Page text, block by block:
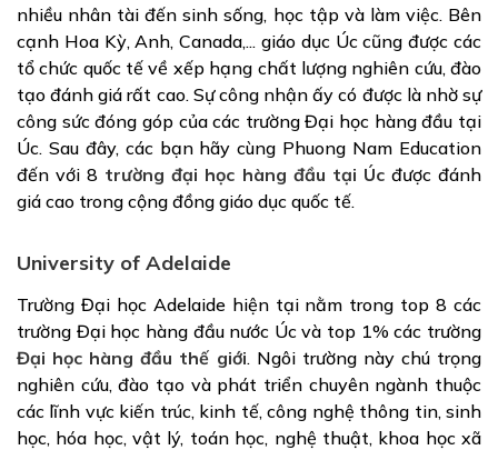
nhiều nhân tài đến sinh sống, học tập và làm việc. Bên
cạnh Hoa Kỳ, Anh, Canada,... giáo dục Úc cũng được các
tổ chức quốc tế về xếp hạng chất lượng nghiên cứu, đào
tạo đánh giá rất cao. Sự công nhận ấy có được là nhờ sự
công sức đóng góp của các trường Đại học hàng đầu tại
Úc. Sau đây, các bạn hãy cùng Phuong Nam Education
đến với 8 trường đại học hàng đầu tại Úcđược đánh
giá cao trong cộng đồng giáo dục quốc tế.
University of Adelaide
Trường Đại học Adelaide hiện tại nằm trong top 8 các
trường Đại học hàng đầu nước Úc và top 1% các trường
Đại học hàng đầu thế giới. Ngôi trường này chú trọng
nghiên cứu, đào tạo và phát triển chuyên ngành thuộc
các lĩnh vực kiến trúc, kinh tế, công nghệ thông tin, sinh
học, hóa học, vật lý, toán học, nghệ thuật, khoa học xã